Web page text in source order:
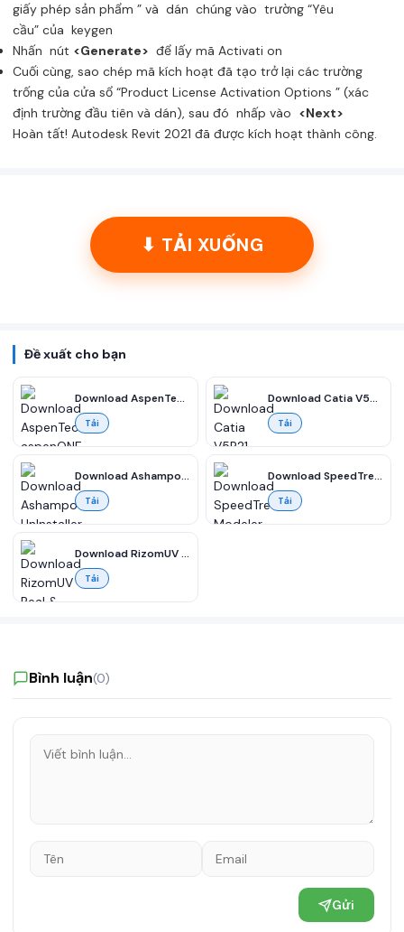
giấy phép sản phẩm ” và dán chúng vào trường “Yêu
cầu” của keygen
Nhấn nút <Generate> để lấy mã Activati ​​on
Cuối cùng, sao chép mã kích hoạt đã tạo trở lại các trường
trống của cửa sổ “Product License Activation Options ” (xác
định trường đầu tiên và dán), sau đó nhấp vào <Next>
Hoàn tất! Autodesk Revit 2021 đã được kích hoạt thành công.
⬇ TẢI XUỐNG
Đề xuất cho bạn
Download AspenTech aspenONE 14 Suite 2023 v14.01 full miễn phí
Tải
Download Catia V5R21 CAD/CAM/CAE Full Vesion (32&64-bit) Miễn phí
Tải
Download Ashampoo UnInstaller 14 Full – Gỡ cài đặt chương trình miễn phí
Tải
Download SpeedTree Modeler Cinema Edition 9 Full miễn phí
Tải
Download RizomUV Real & Virtual Space 2023 full miễn phí
Tải
Bình luận(0)
Gửi